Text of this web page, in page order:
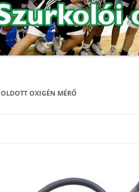
OLDOTT OXIGÉN MÉRŐ